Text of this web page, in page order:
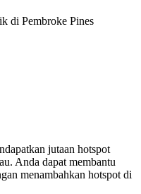
di Pembroke Pines
jutaan hotspot
Anda dapat membantu
menambahkan hotspot di